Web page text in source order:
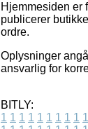
Hjemmesiden er
publicerer
ordre.
Oplysninger
ansvarlig for
BITLY:
1 1 1 1 1 1 1 1 1 1